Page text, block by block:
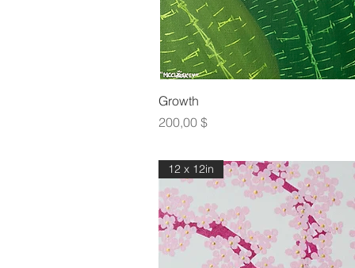
Growth
Τιμή
200,00 $
12 x 12in